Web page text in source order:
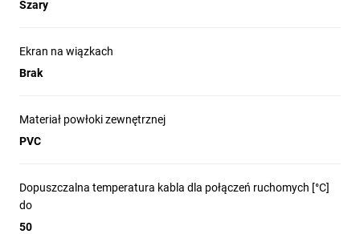
Szary
Ekran na wiązkach
Brak
Materiał powłoki zewnętrznej
PVC
Dopuszczalna temperatura kabla dla połączeń ruchomych [°C]
do
50